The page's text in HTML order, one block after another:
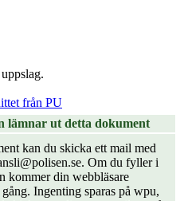
från PU
lämnar ut detta dokument
kan du skicka ett mail med
Om du fyller i
kommer din webbläsare
Ingenting sparas på wpu,